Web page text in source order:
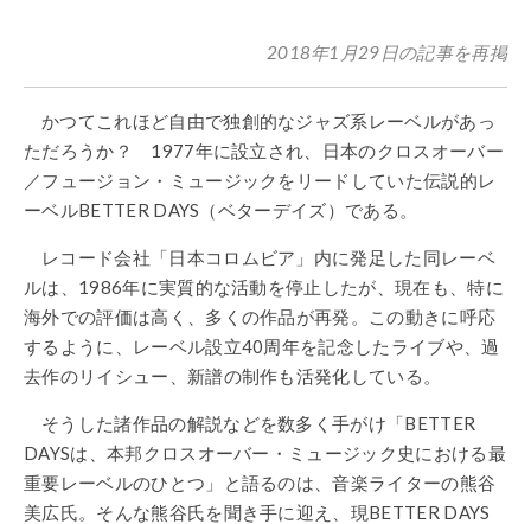
2018年1月29日の記事を再掲
かつてこれほど自由で独創的なジャズ系レーベルがあっ
ただろうか？ 1977年に設立され、日本のクロスオーバー
／フュージョン・ミュージックをリードしていた伝説的レ
ーベルBETTER DAYS（ベターデイズ）である。
レコード会社「日本コロムビア」内に発足した同レーベ
ルは、 1986年に実質的な活動を停止したが、現在も、特に
海外での評価は高く、多くの作品が再発。この動きに呼応
するように、レーベル設立40周年を記念したライブや、過
去作のリイシュー、新譜の制作も活発化している。
そうした諸作品の解説などを数多く手がけ「BETTER
DAYSは、 本邦クロスオーバー・ミュージック史における最
重要レーベルのひとつ」と語るのは、音楽ライターの熊谷
美広氏。そんな熊谷氏を聞き手に迎え、現BETTER DAYS